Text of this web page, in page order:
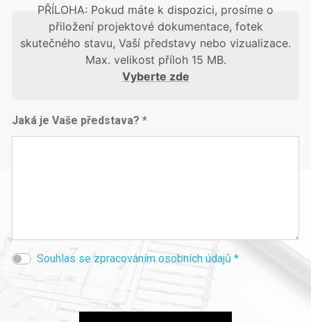
PŘÍLOHA: Pokud máte k dispozici, prosíme o
přiložení projektové dokumentace, fotek
skutečného stavu, Vaší představy nebo vizualizace.
Max. velikost příloh 15 MB.
Vyberte zde
Jaká je Vaše představa? *
Souhlas se zpracováním osobních údajů *